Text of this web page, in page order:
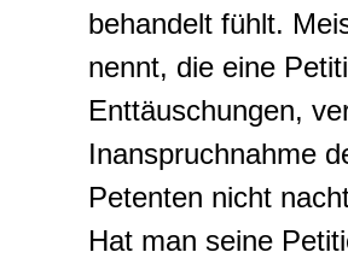
behandelt fühlt.
nennt, die eine
Enttäuschungen,
Inanspruchnahme
Petenten nicht
Hat man seine